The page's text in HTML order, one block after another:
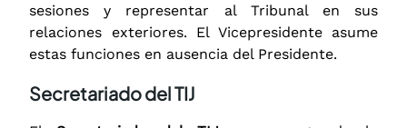
sesiones y representar al Tribunal en sus
relaciones exteriores. El Vicepresidente asume
estas funciones en ausencia del Presidente.
Secretariado del TIJ